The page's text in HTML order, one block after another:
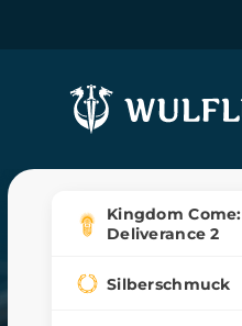
Kingdom Come:
Deliverance 2
Silberschmuck